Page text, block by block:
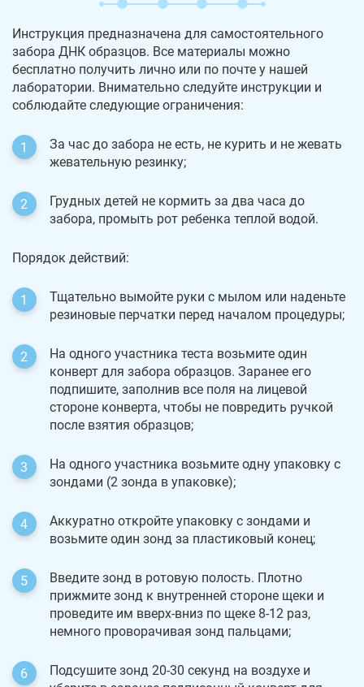
Инструкция предназначена для самостоятельного
забора ДНК образцов. Все материалы можно
бесплатно получить лично или по почте у нашей
лаборатории. Внимательно следуйте инструкции и
соблюдайте следующие ограничения:
За час до забора не есть, не курить и не жевать
жевательную резинку;
Грудных детей не кормить за два часа до
забора, промыть рот ребенка теплой водой.
Порядок действий:
Тщательно вымойте руки с мылом или наденьте
резиновые перчатки перед началом процедуры;
На одного участника теста возьмите один
конверт для забора образцов. Заранее его
подпишите, заполнив все поля на лицевой
стороне конверта, чтобы не повредить ручкой
после взятия образцов;
На одного участника возьмите одну упаковку с
зондами (2 зонда в упаковке);
Аккуратно откройте упаковку с зондами и
возьмите один зонд за пластиковый конец;
Введите зонд в ротовую полость. Плотно
прижмите зонд к внутренней стороне щеки и
проведите им вверх-вниз по щеке 8-12 раз,
немного проворачивая зонд пальцами;
Подсушите зонд 20-30 секунд на воздухе и